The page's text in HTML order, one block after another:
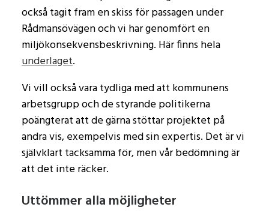
också tagit fram en skiss för passagen under
Rådmansövägen och vi har genomfört en
miljökonsekvensbeskrivning. Här finns hela
underlaget.
Vi vill också vara tydliga med att kommunens
arbetsgrupp och de styrande politikerna
poängterat att de gärna stöttar projektet på
andra vis, exempelvis med sin expertis. Det är vi
självklart tacksamma för, men vår bedömning är
att det inte räcker.
Uttömmer alla möjligheter